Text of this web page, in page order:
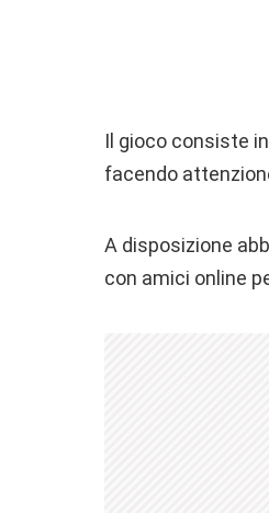
Il gioco consiste
facendo
A disposizione
con amici online